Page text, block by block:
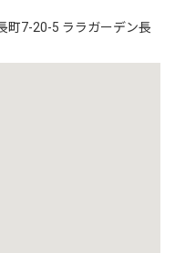
7-20-5 ララガーデン長